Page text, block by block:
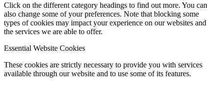
Click on the different category headings to find out more. You can
also change some of your preferences. Note that blocking some
types of cookies may impact your experience on our websites and
the services we are able to offer.
Essential Website Cookies
These cookies are strictly necessary to provide you with services
available through our website and to use some of its features.